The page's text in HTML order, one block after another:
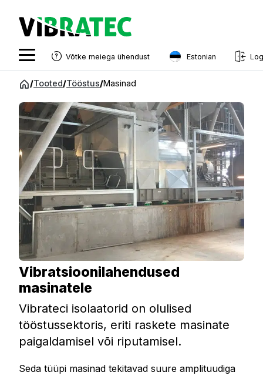
Hüppa
juurde
Võtke meiega ühendust Estonian
Norwegian
French
Estonian
Finnish
Danish
/Tooted/Tööstus/Masinad
Vibratsioonilahendused
masinatele
Vibrateci isolaatorid on olulised
tööstussektoris, eriti raskete masinate
paigaldamisel või riputamisel.
Seda tüüpi masinad tekitavad suure amplituudiga